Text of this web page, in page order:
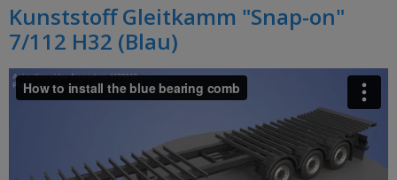
Kunststoff Gleitkamm "Snap-on"
7/112 H32 (Blau)